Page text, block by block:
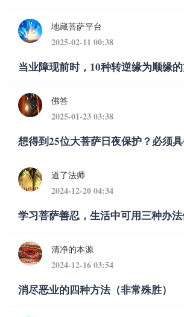
地藏菩萨平台
2025-02-11 00:38
当业障现前时，10种转逆缘为顺缘的
佛答
2025-01-23 03:38
想得到25位大菩萨日夜保护？必须
道了法师
2024-12-20 04:34
学习菩萨善忍，生活中可用三种办
清净的本源
2024-12-16 03:54
消尽恶业的四种方法（非常殊胜）